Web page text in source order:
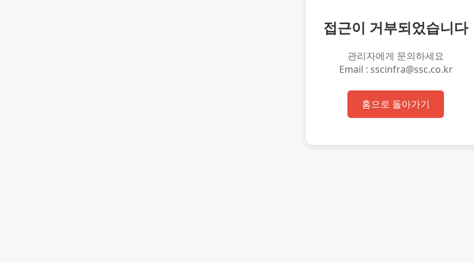
접근이 거부되었습니다
관리자에게 문의하세요
Email : sscinfra@ssc.co.kr
홈으로 돌아가기